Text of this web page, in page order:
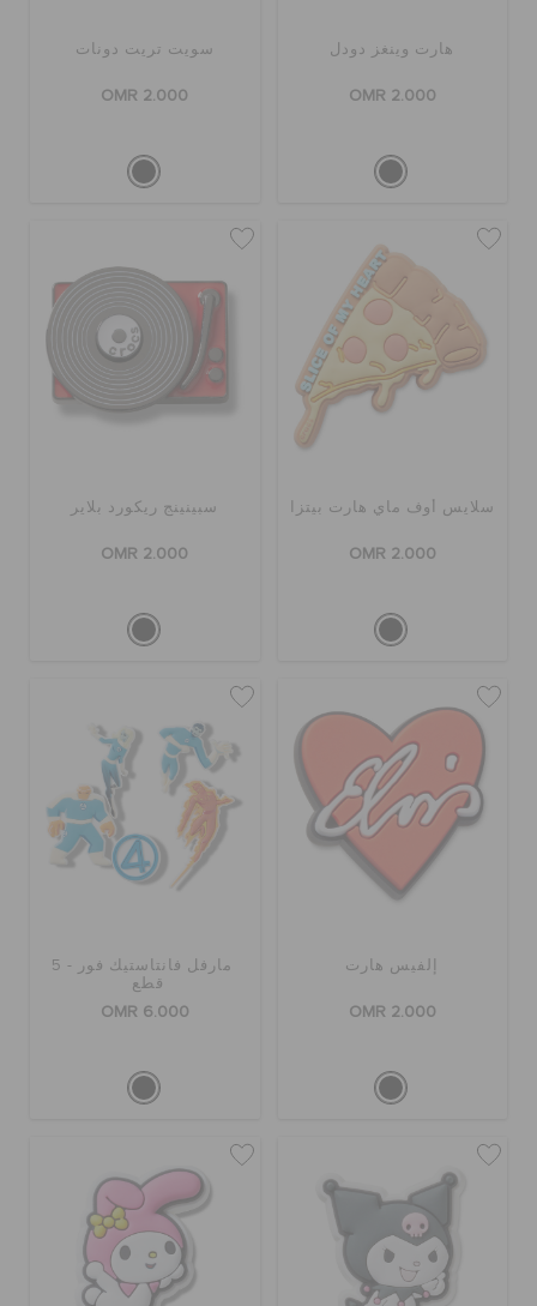
هارت وينغز دودل
OMR 2.000
سويت تريت دونات
OMR 2.000
سلايس أوف ماي هارت بيتزا
OMR 2.000
سبينينج ريكورد بلاير
OMR 2.000
إلفيس هارت
OMR 2.000
مارفل فانتاستيك فور - 5
قطع
OMR 6.000